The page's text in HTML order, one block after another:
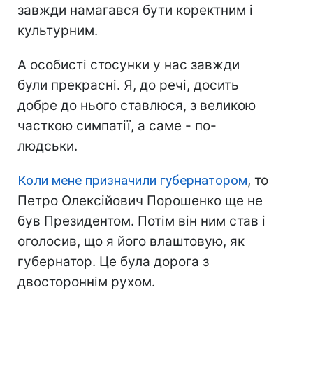
завжди намагався бути коректним і
культурним.
А особисті стосунки у нас завжди
були прекрасні. Я, до речі, досить
добре до нього ставлюся, з великою
часткою симпатії, а саме - по-
людськи.
Коли мене призначили губернатором, то
Петро Олексійович Порошенко ще не
був Президентом. Потім він ним став і
оголосив, що я його влаштовую, як
губернатор. Це була дорога з
двостороннім рухом.